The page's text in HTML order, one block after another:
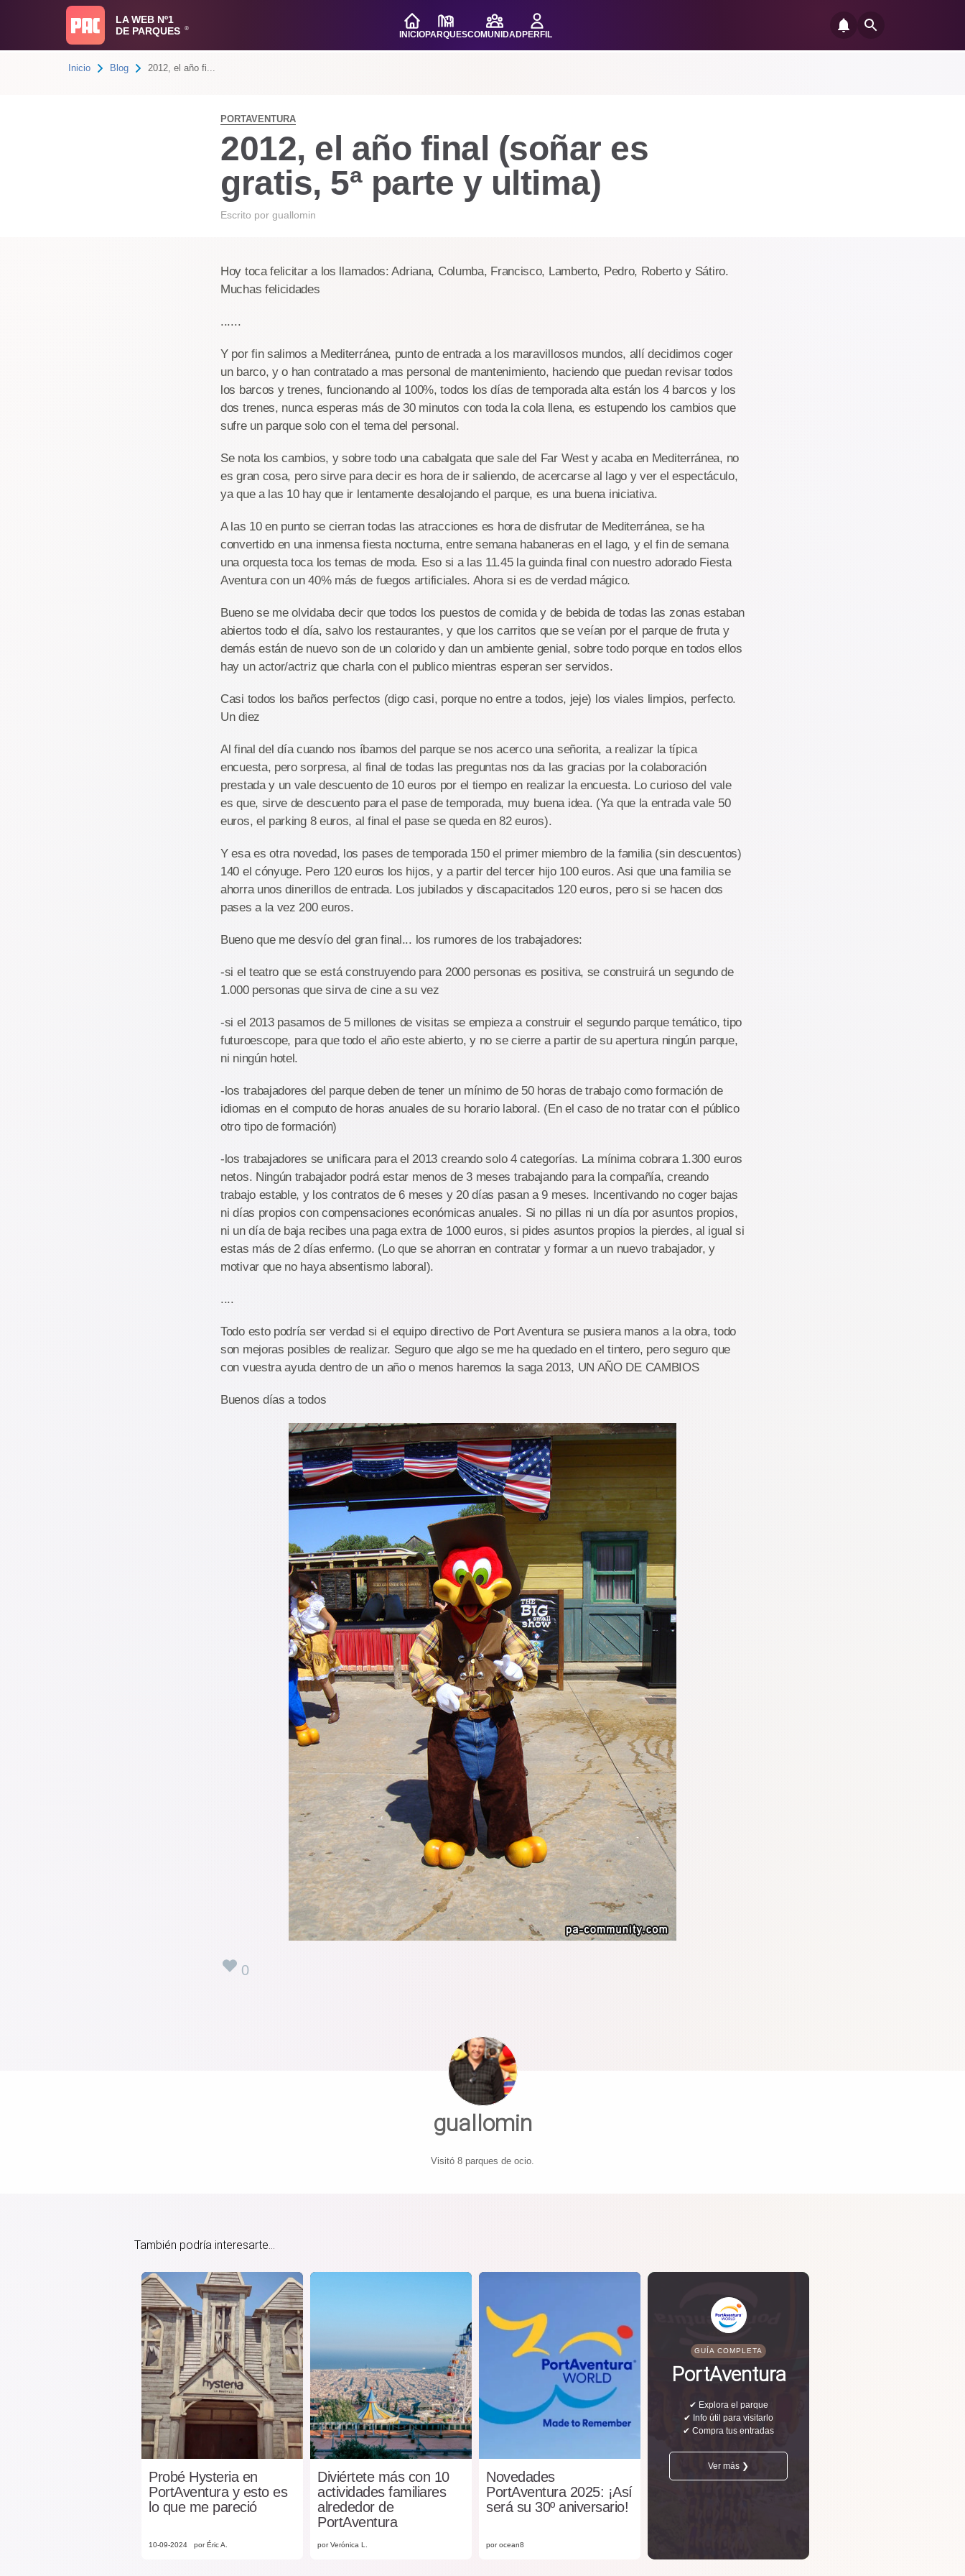
LA WEB Nº1
DE PARQUES
®
INICIOPARQUESCOMUNIDADPERFIL
Inicio Blog 2012, el año fi...
PORTAVENTURA
2012, el año final (soñar es
gratis, 5ª parte y ultima)
Escrito por guallomin
Hoy toca felicitar a los llamados: Adriana, Columba, Francisco, Lamberto, Pedro, Roberto y Sátiro.
Muchas felicidades
......
Y por fin salimos a Mediterránea, punto de entrada a los maravillosos mundos, allí decidimos coger
un barco, y o han contratado a mas personal de mantenimiento, haciendo que puedan revisar todos
los barcos y trenes, funcionando al 100%, todos los días de temporada alta están los 4 barcos y los
dos trenes, nunca esperas más de 30 minutos con toda la cola llena, es estupendo los cambios que
sufre un parque solo con el tema del personal.
Se nota los cambios, y sobre todo una cabalgata que sale del Far West y acaba en Mediterránea, no
es gran cosa, pero sirve para decir es hora de ir saliendo, de acercarse al lago y ver el espectáculo,
ya que a las 10 hay que ir lentamente desalojando el parque, es una buena iniciativa.
A las 10 en punto se cierran todas las atracciones es hora de disfrutar de Mediterránea, se ha
convertido en una inmensa fiesta nocturna, entre semana habaneras en el lago, y el fin de semana
una orquesta toca los temas de moda. Eso si a las 11.45 la guinda final con nuestro adorado Fiesta
Aventura con un 40% más de fuegos artificiales. Ahora si es de verdad mágico.
Bueno se me olvidaba decir que todos los puestos de comida y de bebida de todas las zonas estaban
abiertos todo el día, salvo los restaurantes, y que los carritos que se veían por el parque de fruta y
demás están de nuevo son de un colorido y dan un ambiente genial, sobre todo porque en todos ellos
hay un actor/actriz que charla con el publico mientras esperan ser servidos.
Casi todos los baños perfectos (digo casi, porque no entre a todos, jeje) los viales limpios, perfecto.
Un diez
Al final del día cuando nos íbamos del parque se nos acerco una señorita, a realizar la típica
encuesta, pero sorpresa, al final de todas las preguntas nos da las gracias por la colaboración
prestada y un vale descuento de 10 euros por el tiempo en realizar la encuesta. Lo curioso del vale
es que, sirve de descuento para el pase de temporada, muy buena idea. (Ya que la entrada vale 50
euros, el parking 8 euros, al final el pase se queda en 82 euros).
Y esa es otra novedad, los pases de temporada 150 el primer miembro de la familia (sin descuentos)
140 el cónyuge. Pero 120 euros los hijos, y a partir del tercer hijo 100 euros. Asi que una familia se
ahorra unos dinerillos de entrada. Los jubilados y discapacitados 120 euros, pero si se hacen dos
pases a la vez 200 euros.
Bueno que me desvío del gran final... los rumores de los trabajadores:
-si el teatro que se está construyendo para 2000 personas es positiva, se construirá un segundo de
1.000 personas que sirva de cine a su vez
-si el 2013 pasamos de 5 millones de visitas se empieza a construir el segundo parque temático, tipo
futuroescope, para que todo el año este abierto, y no se cierre a partir de su apertura ningún parque,
ni ningún hotel.
-los trabajadores del parque deben de tener un mínimo de 50 horas de trabajo como formación de
idiomas en el computo de horas anuales de su horario laboral. (En el caso de no tratar con el público
otro tipo de formación)
-los trabajadores se unificara para el 2013 creando solo 4 categorías. La mínima cobrara 1.300 euros
netos. Ningún trabajador podrá estar menos de 3 meses trabajando para la compañía, creando
trabajo estable, y los contratos de 6 meses y 20 días pasan a 9 meses. Incentivando no coger bajas
ni días propios con compensaciones económicas anuales. Si no pillas ni un día por asuntos propios,
ni un día de baja recibes una paga extra de 1000 euros, si pides asuntos propios la pierdes, al igual si
estas más de 2 días enfermo. (Lo que se ahorran en contratar y formar a un nuevo trabajador, y
motivar que no haya absentismo laboral).
....
Todo esto podría ser verdad si el equipo directivo de Port Aventura se pusiera manos a la obra, todo
son mejoras posibles de realizar. Seguro que algo se me ha quedado en el tintero, pero seguro que
con vuestra ayuda dentro de un año o menos haremos la saga 2013, UN AÑO DE CAMBIOS
Buenos días a todos
0
guallomin
Visitó 8 parques de ocio.
También podría interesarte...
Probé Hysteria en
PortAventura y esto es
lo que me pareció
10-09-2024 por Éric A.
Diviértete más con 10
actividades familiares
alrededor de
PortAventura
por Verónica L.
Novedades
PortAventura 2025: ¡Así
será su 30º aniversario!
por ocean8
GUÍA COMPLETA
PortAventura
✔ Explora el parque
✔ Info útil para visitarlo
✔ Compra tus entradas
Ver más ❯